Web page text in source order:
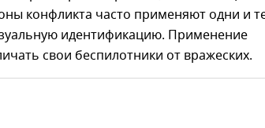
конфликта часто применяют одни и
идентификацию. Применение
свои беспилотники от вражеских.